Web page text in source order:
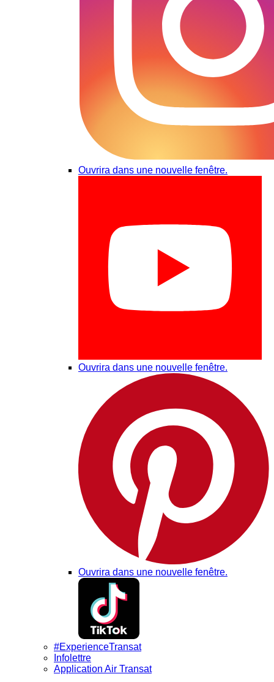
Ouvrira dans une nouvelle fenêtre.
Ouvrira dans une nouvelle fenêtre.
Ouvrira dans une nouvelle fenêtre.
#ExperienceTransat
Infolettre
Application Air Transat